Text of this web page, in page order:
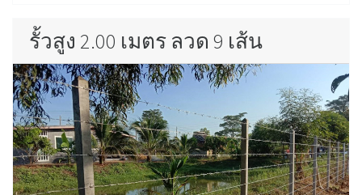
รั้วสูง 2.00 เมตร ลวด 9 เส้น